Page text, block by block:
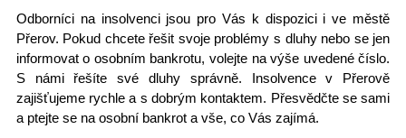
Odborníci na insolvenci jsou pro Vás k dispozici i ve městě
Přerov. Pokud chcete řešit svoje problémy s dluhy nebo se jen
informovat o osobním bankrotu, volejte na výše uvedené číslo.
S námi řešíte své dluhy správně. Insolvence v Přerově
zajišťujeme rychle a s dobrým kontaktem. Přesvědčte se sami
a ptejte se na osobní bankrot a vše, co Vás zajímá.